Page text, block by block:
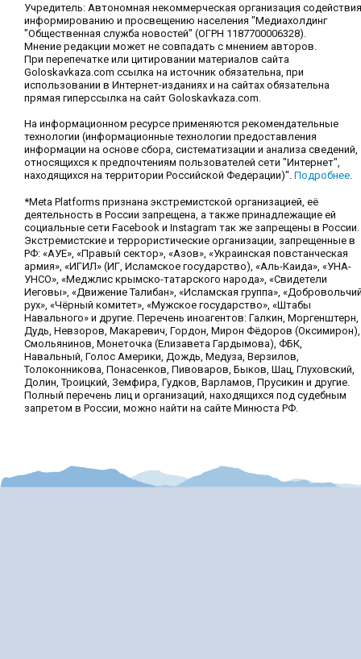
Учредитель: Автономная некоммерческая организация содействия
информированию и просвещению населения "Медиахолдинг
"Общественная служба новостей" (ОГРН 1187700006328).
Мнение редакции может не совпадать с мнением авторов.
При перепечатке или цитировании материалов сайта
Goloskavkaza.com ссылка на источник обязательна, при
использовании в Интернет-изданиях и на сайтах обязательна
прямая гиперссылка на сайт Goloskavkaza.com.
На информационном ресурсе применяются рекомендательные
технологии (информационные технологии предоставления
информации на основе сбора, систематизации и анализа сведений,
относящихся к предпочтениям пользователей сети "Интернет",
находящихся на территории Российской Федерации)". Подробнее
*Meta Platforms признана экстремистской организацией, её
деятельность в России запрещена, а также принадлежащие ей
социальные сети Facebook и Instagram так же запрещены в России.
Экстремистские и террористические организации, запрещенные в
РФ: «АУЕ», «Правый сектор», «Азов», «Украинская повстанческая
армия», «ИГИЛ» (ИГ, Исламское государство), «Аль-Каида», «УНА-
УНСО», «Меджлис крымско-татарского народа», «Свидетели
Иеговы», «Движение Талибан», «Исламская группа»,
рух», «Чёрный комитет», «Мужское государство», «Штабы
Навального» и другие. Перечень иноагентов: Галкин, Моргенштерн,
Дудь, Невзоров, Макаревич, Гордон, Мирон Фёдоров (Оксимирон),
Смольянинов, Монеточка (Елизавета Гардымова), ФБК,
Навальный, Голос Америки, Дождь, Медуза, Верзилов,
Толоконникова, Понасенков, Пивоваров, Быков, Шац, Глуховский,
Долин, Троицкий, Земфира, Гудков, Варламов, Прусикин и другие.
Полный перечень лиц и организаций, находящихся под судебным
запретом в России, можно найти на сайте Минюста РФ.